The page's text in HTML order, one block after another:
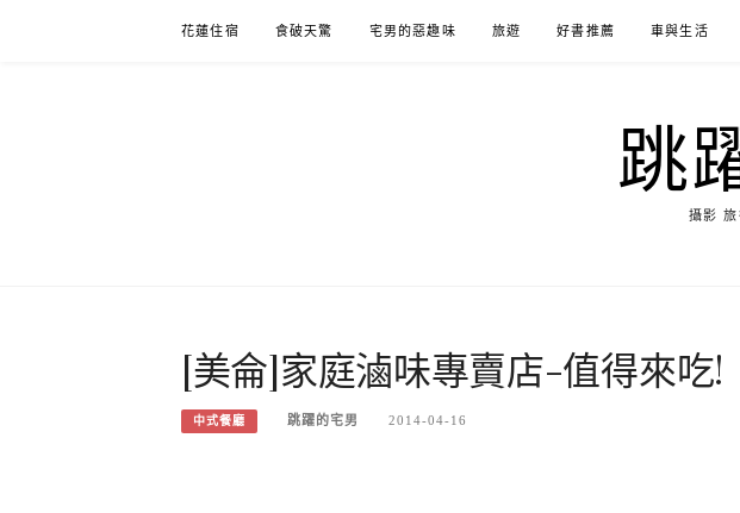
花蓮住宿 食破天驚 宅男的惡趣味 旅遊 好書推薦 車與生活
跳
攝影
[美侖]家庭滷味專賣店-值得來吃!
中式餐廳 跳躍的宅男 2014-04-16